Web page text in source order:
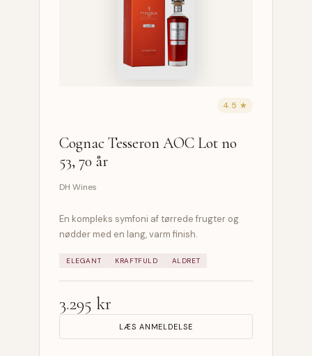
4.5 ★
Cognac Tesseron AOC Lot no
53, 70 år
DH Wines
En kompleks symfoni af tørrede frugter og
nødder med en lang, varm finish.
ELEGANT KRAFTFULD ALDRET
3.295 kr
LÆS ANMELDELSE